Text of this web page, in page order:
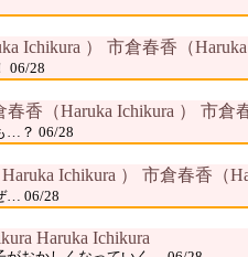
市倉春香（
06/28
市倉
…？ 06/28
市倉春香（
… 06/28
Haruka Ichikura